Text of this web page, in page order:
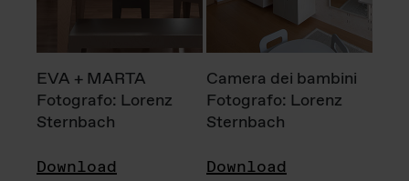
EVA + MARTA
Fotografo: Lorenz
Sternbach
Download
Camera dei bambini
Fotografo: Lorenz
Sternbach
Download